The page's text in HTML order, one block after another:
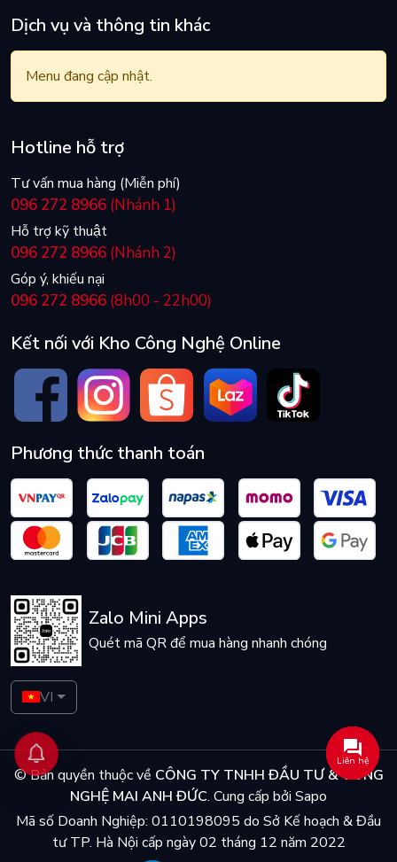
Dịch vụ và thông tin khác
Menu đang cập nhật.
Hotline hỗ trợ
Tư vấn mua hàng (Miễn phí)
096 272 8966 (Nhánh 1)
Hỗ trợ kỹ thuật
096 272 8966 (Nhánh 2)
Góp ý, khiếu nại
096 272 8966 (8h00 - 22h00)
Kết nối với Kho Công Nghệ Online
Phương thức thanh toán
Zalo Mini Apps
Quét mã QR để mua hàng nhanh chóng
VI
© Bản quyền thuộc về CÔNG TY TNHH ĐẦU TƯ & CÔNG
NGHỆ MAI ANH ĐỨC. Cung cấp bởi Sapo
Mã số Doanh Nghiệp: 0110198095 do Sở Kế hoạch & Đầu
tư TP. Hà Nội cấp ngày 02 tháng 12 năm 2022
Liên hệ